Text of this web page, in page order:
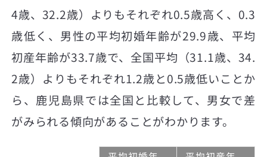
4歳、32.2歳）よりもそれぞれ0.5歳高く、0.3
歳低く、男性の平均初婚年齢が29.9歳、平均
初産年齢が33.7歳で、全国平均（31.1歳、34.
2歳）よりもそれぞれ1.2歳と0.5歳低いことか
ら、鹿児島県では全国と比較して、男女で差
がみられる傾向があることがわかります。